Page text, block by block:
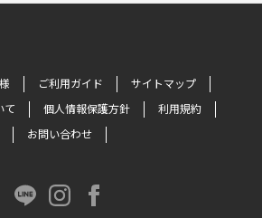
ご利用ガイド
サイトマップ
て
個人情報保護方針
利用規約
お問い合わせ